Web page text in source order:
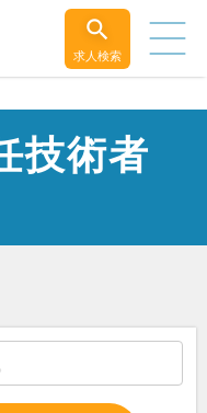
求人検索
技術者